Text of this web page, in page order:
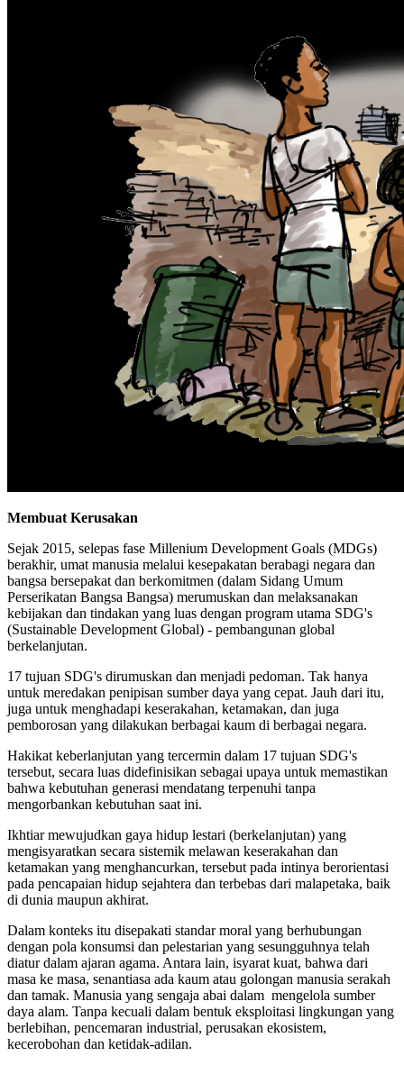
Membuat Kerusakan
Sejak 2015, selepas fase Millenium Development Goals (MDGs)
berakhir, umat manusia melalui kesepakatan berabagi negara dan
bangsa bersepakat dan berkomitmen (dalam Sidang Umum
Perserikatan Bangsa Bangsa) merumuskan dan melaksanakan
kebijakan dan tindakan yang luas dengan program utama SDG's
(Sustainable Development Global) - pembangunan global
berkelanjutan.
17 tujuan SDG's dirumuskan dan menjadi pedoman. Tak hanya
untuk meredakan penipisan sumber daya yang cepat. Jauh dari itu,
juga untuk menghadapi keserakahan, ketamakan, dan juga
pemborosan yang dilakukan berbagai kaum di berbagai negara.
Hakikat keberlanjutan yang tercermin dalam 17 tujuan SDG's
tersebut, secara luas didefinisikan sebagai upaya untuk memastikan
bahwa kebutuhan generasi mendatang terpenuhi tanpa
mengorbankan kebutuhan saat ini.
Ikhtiar mewujudkan gaya hidup lestari (berkelanjutan) yang
mengisyaratkan secara sistemik melawan keserakahan dan
ketamakan yang menghancurkan, tersebut pada intinya berorientasi
pada pencapaian hidup sejahtera dan terbebas dari malapetaka, baik
di dunia maupun akhirat.
Dalam konteks itu disepakati standar moral yang berhubungan
dengan pola konsumsi dan pelestarian yang sesungguhnya telah
diatur dalam ajaran agama. Antara lain, isyarat kuat, bahwa dari
masa ke masa, senantiasa ada kaum atau golongan manusia serakah
dan tamak. Manusia yang sengaja abai dalam mengelola sumber
daya alam. Tanpa kecuali dalam bentuk eksploitasi lingkungan yang
berlebihan, pencemaran industrial, perusakan ekosistem,
kecerobohan dan ketidak-adilan.